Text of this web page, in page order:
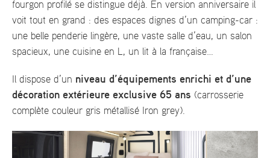
fourgon profilé se distingue déjà. En version anniversaire il
voit tout en grand : des espaces dignes d’un camping-car :
une belle penderie lingère, une vaste salle d’eau, un salon
spacieux, une cuisine en L, un lit à la française…
Il dispose d’un niveau d’équipements enrichi et d’une
décoration extérieure exclusive 65 ans (carrosserie
complète couleur gris métallisé Iron grey).